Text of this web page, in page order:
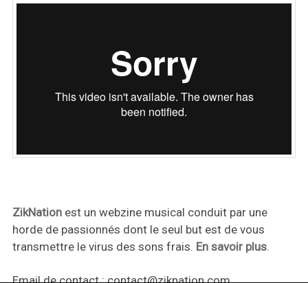
ZikNationest un webzine musical conduit par une
horde de passionnés dont le seul but est de vous
transmettre le virus des sons frais. En savoir plus.